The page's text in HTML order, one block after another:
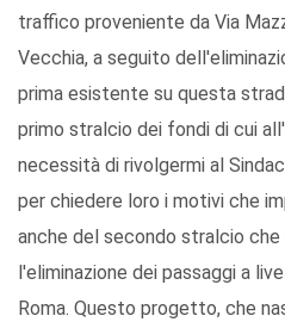
traffico proveniente da Via
Vecchia, a seguito
prima esistente su questa
primo stralcio dei fondi di cui
necessità di rivolgermi al
per chiedere loro i motivi che
anche del secondo stralcio
l'eliminazione dei passaggi a
Roma. Questo progetto, che